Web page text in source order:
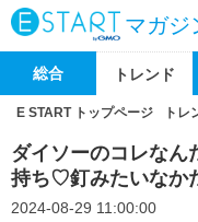
マガジ
総合 トレンド
E START トップページ トレ
ダイソーのコレなん
持ち♡釘みたいなか
2024-08-29 11:00:00